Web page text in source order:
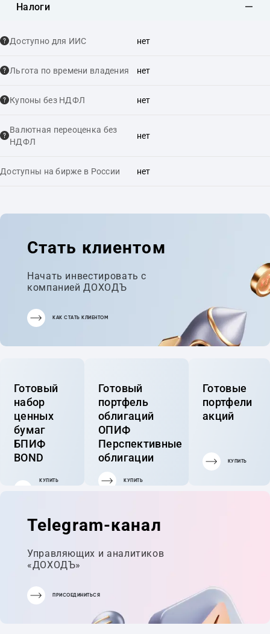
Налоги
Доступно для ИИС нет
Льгота по времени владения нет
Купоны без НДФЛ нет
Валютная переоценка без
НДФЛ
нет
Доступны на бирже в России нет
Стать клиентом
Начать инвестировать с
компанией ДОХОДЪ
КАК СТАТЬ КЛИЕНТОМ
Готовый
набор
ценных
бумаг
БПИФ
BOND
КУПИТЬ
Готовый
портфель
облигаций
ОПИФ
Перспективные
облигации
КУПИТЬ
Готовые
портфели
акций
КУПИТЬ
Telegram-канал
Управляющих и аналитиков
«ДОХОДЪ»
ПРИСОЕДИНИТЬСЯ